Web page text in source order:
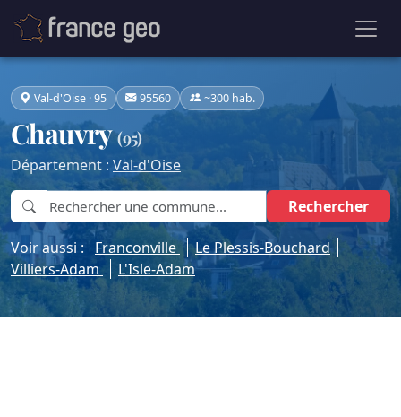
Val-d'Oise · 95 95560 ~300 hab.
Chauvry(95)
Département : Val-d'Oise
Rechercher
Voir aussi : Franconville
Le Plessis-Bouchard
Villiers-Adam
L'Isle-Adam